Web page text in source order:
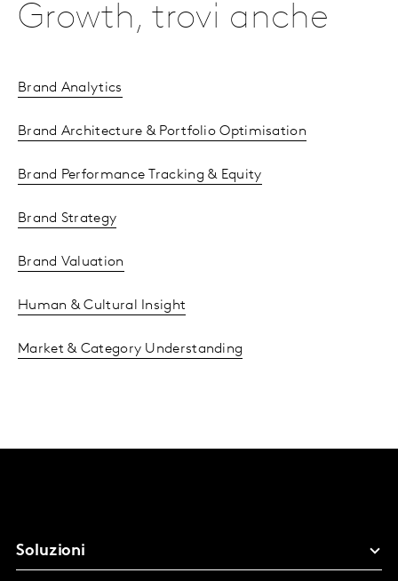
Growth, trovi anche
Brand Analytics
Brand Architecture & Portfolio Optimisation
Brand Performance Tracking & Equity
Brand Strategy
Brand Valuation
Human & Cultural Insight
Market & Category Understanding
Soluzioni